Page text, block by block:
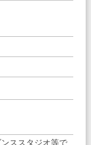
ススタジオ等で